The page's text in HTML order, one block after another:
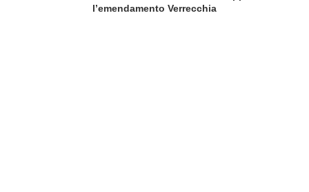
l’emendamento Verrecchia